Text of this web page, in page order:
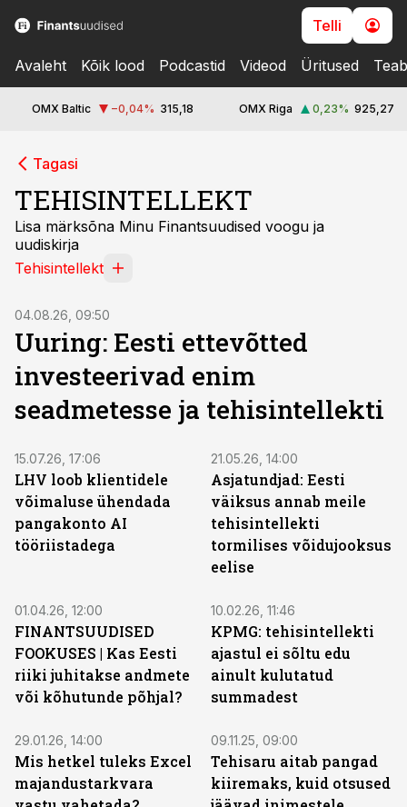
Telli
Avaleht Kõik lood Podcastid Videod Üritused
OMX Baltic −0,04% 315,18 OMX Riga 0,23% 925,27
Tagasi
TEHISINTELLEKT
Lisa märksõna Minu Finantsuudised voogu ja
uudiskirja
Tehisintellekt
04.08.26, 09:50
Uuring: Eesti ettevõtted
investeerivad enim
seadmetesse ja tehisintellekti
15.07.26, 17:06
LHV loob klientidele
võimaluse ühendada
pangakonto AI
tööriistadega
21.05.26, 14:00
Asjatundjad: Eesti
väiksus annab meile
tehisintellekti
tormilises võidujooksus
eelise
01.04.26, 12:00
FINANTSUUDISED
FOOKUSES | Kas Eesti
riiki juhitakse andmete
või kõhutunde põhjal?
10.02.26, 11:46
KPMG: tehisintellekti
ajastul ei sõltu edu
ainult kulutatud
summadest
29.01.26, 14:00
Mis hetkel tuleks Excel
majandustarkvara
09.11.25, 09:00
Tehisaru aitab pangad
kiiremaks, kuid otsused